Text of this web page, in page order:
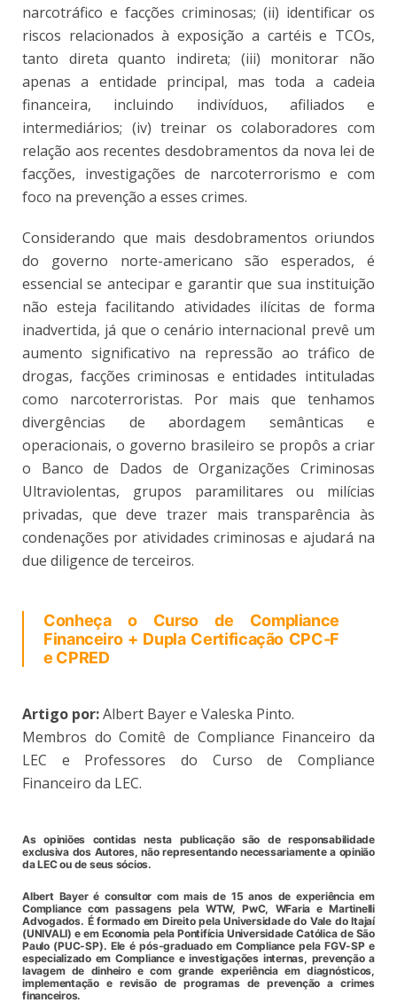
narcotráfico e facções criminosas; (ii) identificar os
riscos relacionados à exposição a cartéis e TCOs,
tanto direta quanto indireta; (iii) monitorar não
apenas a entidade principal, mas toda a cadeia
financeira, incluindo indivíduos, afiliados e
intermediários; (iv) treinar os colaboradores com
relação aos recentes desdobramentos da nova lei de
facções, investigações de narcoterrorismo e com
foco na prevenção a esses crimes.
Considerando que mais desdobramentos oriundos
do governo norte-americano são esperados, é
essencial se antecipar e garantir que sua instituição
não esteja facilitando atividades ilícitas de forma
inadvertida, já que o cenário internacional prevê um
aumento significativo na repressão ao tráfico de
drogas, facções criminosas e entidades intituladas
como narcoterroristas. Por mais que tenhamos
divergências de abordagem semânticas e
operacionais, o governo brasileiro se propôs a criar
o Banco de Dados de Organizações Criminosas
Ultraviolentas, grupos paramilitares ou milícias
privadas, que deve trazer mais transparência às
condenações por atividades criminosas e ajudará na
due diligence de terceiros.
Conheça o Curso de Compliance
Financeiro + Dupla Certificação CPC-F
e CPRED
Artigo por:Albert Bayer e Valeska Pinto.
Membros do Comitê de Compliance Financeiro da
LEC e Professores do Curso de Compliance
Financeiro da LEC.
As opiniões contidas nesta publicação são de responsabilidade
exclusiva dos Autores, não representando necessariamente a opinião
da LEC ou de seus sócios.
Albert Bayeré consultor com mais de 15 anos de experiência em
Compliance com passagens pela WTW, PwC, WFaria e Martinelli
Advogados. É formado em Direito pela Universidade do Vale do Itajaí
(UNIVALI) e em Economia pela Pontifícia Universidade Católica de São
Paulo (PUC-SP). Ele é pós-graduado em Compliance pela FGV-SP e
especializado em Compliance e investigações internas, prevenção a
lavagem de dinheiro e com grande experiência em diagnósticos,
implementação e revisão de programas de prevenção a crimes
financeiros.